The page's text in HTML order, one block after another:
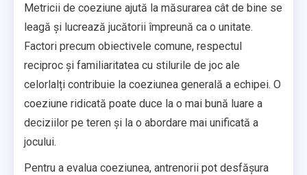
Metricii de coeziune ajută la măsurarea cât de bine se
leagă și lucrează jucătorii împreună ca o unitate.
Factori precum obiectivele comune, respectul
reciproc și familiaritatea cu stilurile de joc ale
celorlalți contribuie la coeziunea generală a echipei. O
coeziune ridicată poate duce la o mai bună luare a
deciziilor pe teren și la o abordare mai unificată a
jocului.
Pentru a evalua coeziunea, antrenorii pot desfășura